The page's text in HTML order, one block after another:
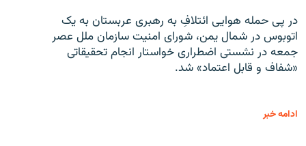
در پی حمله هوایی ائتلافِ به رهبری عربستان به یک
اتوبوس در شمال یمن، شورای امنیت سازمان ملل عصر
جمعه در نشستی اضطراری خواستار انجام تحقیقاتی
«شفاف و قابل اعتماد» شد.
ادامه خبر